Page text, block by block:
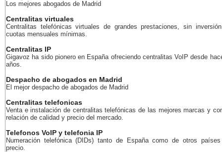
Los mejores abogados de Madrid
Centralitas virtuales
Centralitas telefónicas virtuales de grandes prestaciones, sin
cuotas mensuales mínimas.
Centralitas IP
Gigavoz ha sido pionero en España ofreciendo centralitas VoIP desde
años.
Despacho de abogados en Madrid
El mejor despacho de abogados de Madrid
Centralitas telefonicas
Venta e instalación de centralitas telefónicas de las mejores marcas y
relación de calidad y precio del mercado.
Telefonos VoIP y telefonia IP
Numeración telefónica (DIDs) tanto de España como de otros
precio.